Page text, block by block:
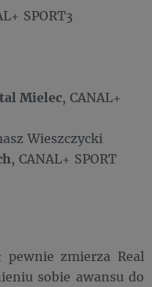
SPORT3
Mielec, CANAL+
Wieszczycki
, CANAL+ SPORT
zmierza Real
sobie awansu do